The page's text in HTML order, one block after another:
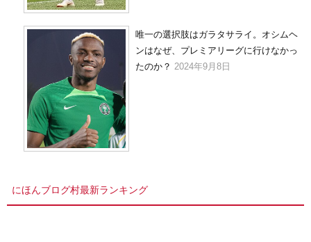
唯一の選択肢はガラタサライ。オシムヘ
ンはなぜ、プレミアリーグに行けなかっ
たのか？ 2024年9月8日
にほんブログ村最新ランキング